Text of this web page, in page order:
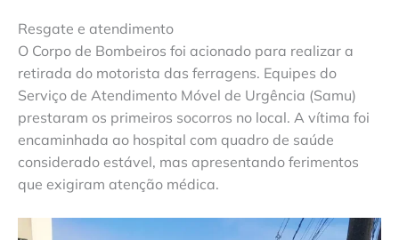
Resgate e atendimento
O Corpo de Bombeiros foi acionado para realizar a
retirada do motorista das ferragens. Equipes do
Serviço de Atendimento Móvel de Urgência (Samu)
prestaram os primeiros socorros no local. A vítima foi
encaminhada ao hospital com quadro de saúde
considerado estável, mas apresentando ferimentos
que exigiram atenção médica.